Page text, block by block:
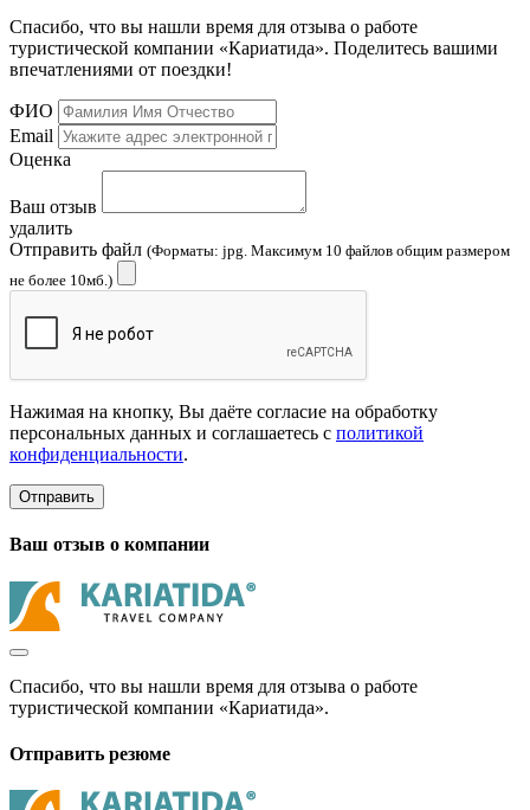
Спасибо, что вы нашли время для отзыва о работе
туристической компании «Кариатида». Поделитесь вашими
впечатлениями от поездки!
ФИО
Email
Оценка
Ваш отзыв
удалить
Отправить файл (Форматы: jpg. Максимум 10 файлов общим размером
не более 10мб.)
Нажимая на кнопку, Вы даёте согласие на обработку
персональных данных и соглашаетесь с политикой
конфиденциальности.
Отправить
Ваш отзыв о компании
Спасибо, что вы нашли время для отзыва о работе
туристической компании «Кариатида».
Отправить резюме